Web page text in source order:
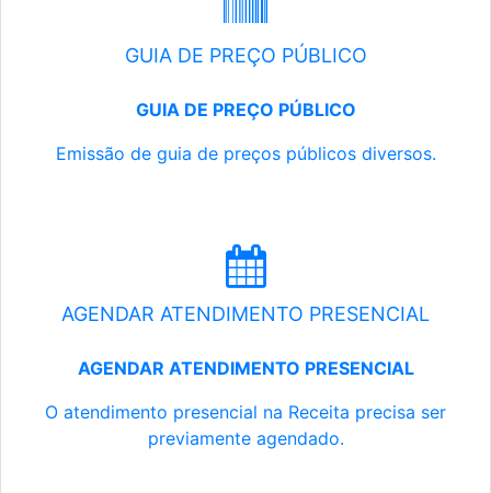
GUIA DE PREÇO PÚBLICO
GUIA DE PREÇO PÚBLICO
Emissão de guia de preços públicos diversos.
AGENDAR ATENDIMENTO PRESENCIAL
AGENDAR ATENDIMENTO PRESENCIAL
O atendimento presencial na Receita precisa ser
previamente agendado.